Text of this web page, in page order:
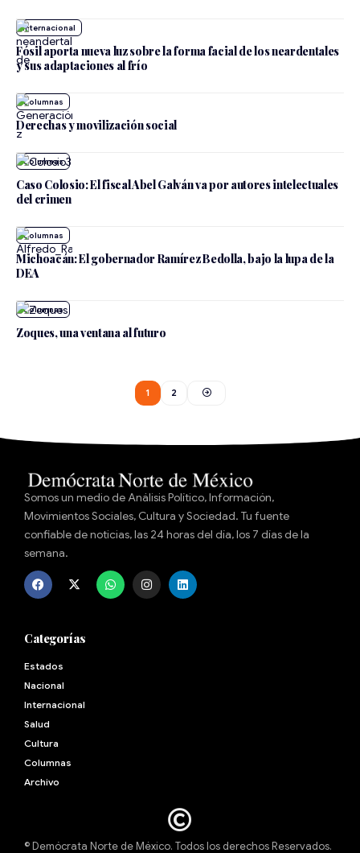
Internacional
Fósil aporta nueva luz sobre la forma facial de los neardentales
y sus adaptaciones al frío
Derechas y movilización social
Caso Colosio: El fiscal Abel Galván va por autores intelectuales
del crimen
Michoacán: El gobernador Ramírez Bedolla, bajo la lupa de la
DEA
Zoques, una ventana al futuro
1 2
Somos un medio de Análisis Político, Información,
Movimientos Sociales, Cultura y Sociedad. Tu fuente
confiable de noticias, las 24 horas del día, los 7 días de la
semana.
Categorías
Estados
Nacional
Internacional
Salud
Cultura
Archivo
© Demócrata Norte de México. Todos los derechos Reservados.